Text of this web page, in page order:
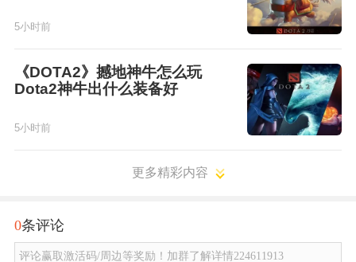
5小时前
《DOTA2》撼地神牛怎么玩
Dota2神牛出什么装备好
5小时前
更多精彩内容
0条评论
评论赢取激活码/周边等奖励！加群了解详情224611913